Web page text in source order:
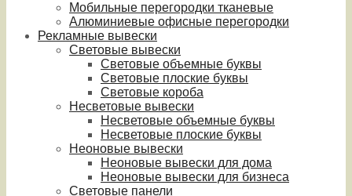
Мобильные перегородки тканевые
Алюминиевые офисные перегородки
Рекламные вывески
Световые вывески
Световые объемные буквы
Световые плоские буквы
Световые короба
Несветовые вывески
Несветовые объемные буквы
Несветовые плоские буквы
Неоновые вывески
Неоновые вывески для дома
Неоновые вывески для бизнеса
Световые панели